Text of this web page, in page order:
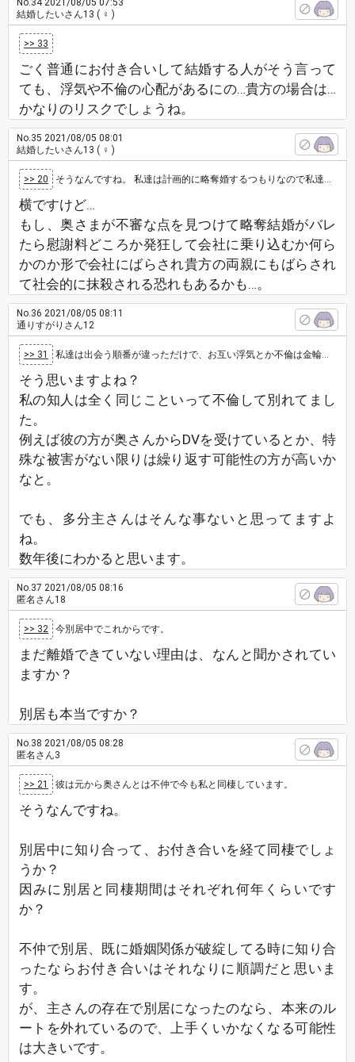
No.342021/08/05 07:53
結婚したいさん13 ( ♀ )
>> 33
ごく普通にお付き合いして結婚する人がそう言って
ても、浮気や不倫の心配があるにの…貴方の場合は…
かなりのリスクでしょうね。
No.35 2021/08/05 08:01
結婚したいさん13 ( ♀ )
>> 20 そうなんですね。 私達は計画的に略奪婚するつもりなので私達いがいには知られないように結婚するつもりでいます。もちろん両親にも話すつもり…
横ですけど…
もし、奥さまが不審な点を見つけて略奪結婚がバレ
たら慰謝料どころか発狂して会社に乗り込むか何ら
かのか形で会社にばらされ貴方の両親にもばらされ
て社会的に抹殺される恐れもあるかも…。
No.36 2021/08/05 08:11
通りすがりさん12
>> 31 私達は出会う順番が違っただけで、お互い浮気とか不倫は金輪際ないと思います。
そう思いますよね？
私の知人は全く同じこといって不倫して別れてまし
た。
例えば彼の方が奥さんからDVを受けているとか、特
殊な被害がない限りは繰り返す可能性の方が高いか
なと。
でも、多分主さんはそんな事ないと思ってますよ
ね。
数年後にわかると思います。
No.37 2021/08/05 08:16
匿名さん18
>> 32 今別居中でこれからです。
まだ離婚できていない理由は、なんと聞かされてい
ますか？
別居も本当ですか？
No.38 2021/08/05 08:28
匿名さん3
>> 21 彼は元から奥さんとは不仲で今も私と同棲しています。
そうなんですね。
別居中に知り合って、お付き合いを経て同棲でしょ
うか？
因みに別居と同棲期間はそれぞれ何年くらいです
か？
不仲で別居、既に婚姻関係が破綻してる時に知り合
ったならお付き合いはそれなりに順調だと思いま
す。
が、主さんの存在で別居になったのなら、本来のル
ートを外れているので、上手くいかなくなる可能性
は大きいです。